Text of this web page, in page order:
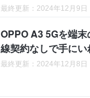
最終更新：2024年12月9日
OPPO A3 5Gを端
線契約なしで手にい
最終更新：2024年12月8日